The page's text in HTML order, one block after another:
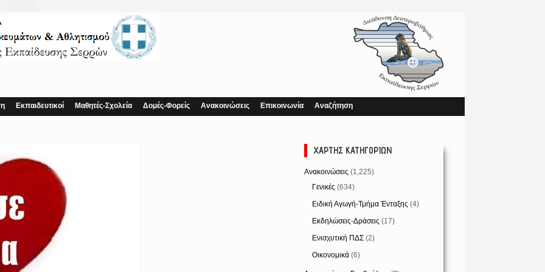
Εκπαιδευτικοί Μαθητές-Σχολεία Δομές-Φορείς Ανακοινώσεις Επικοινωνία Αναζήτηση
ΧΆΡΤΗΣ ΚΑΤΗΓΟΡΙΏΝ
Ανακοινώσεις (1,225)
Γενικές (634)
Ειδική Αγωγή-Τμήμα Ένταξης (4)
Εκδηλώσεις-Δράσεις (17)
Ενισχυτική ΠΔΣ (2)
Οικονομικά (6)